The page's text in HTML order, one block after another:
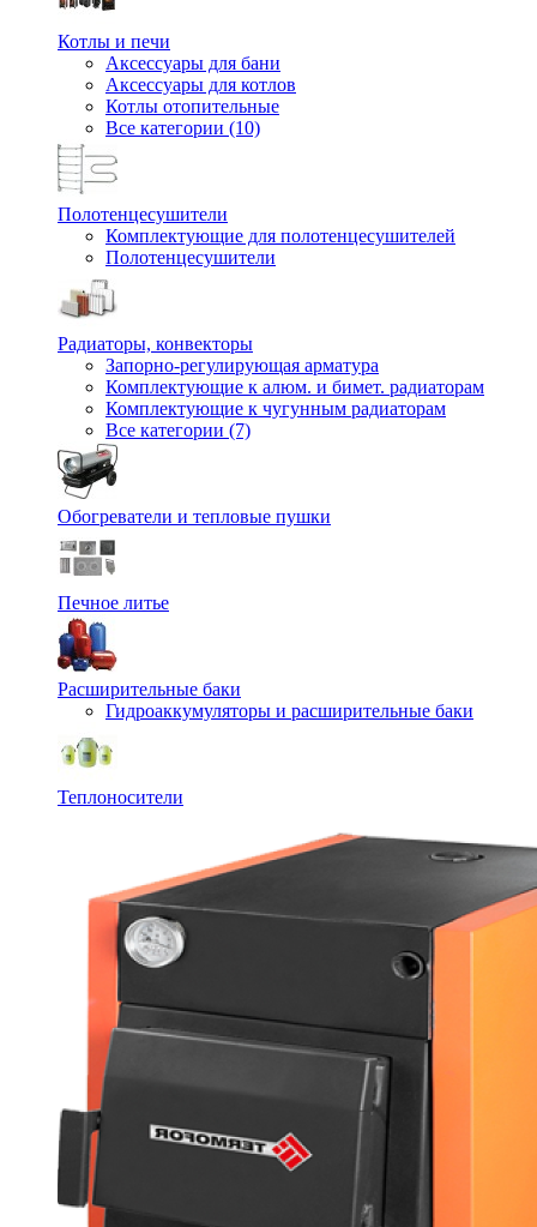
Котлы и печи
Аксессуары для бани
Аксессуары для котлов
Котлы отопительные
Все категории (10)
Полотенцесушители
Комплектующие для полотенцесушителей
Полотенцесушители
Радиаторы, конвекторы
Запорно-регулирующая арматура
Комплектующие к алюм. и бимет. радиаторам
Комплектующие к чугунным радиаторам
Все категории (7)
Обогреватели и тепловые пушки
Печное литье
Расширительные баки
Гидроаккумуляторы и расширительные баки
Теплоносители